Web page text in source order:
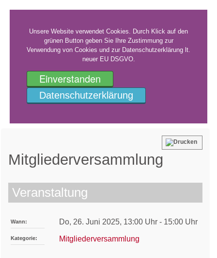
Unsere Website verwendet Cookies. Durch Klick auf den
grünen Button geben Sie Ihre Zustimmung zur
Verwendung von Cookies und zur Datenschutzerklärung lt.
neuer EU DSGVO.
Einverstanden
Datenschutzerklärung
Mitgliederversammlung
Veranstaltung
Wann: Do, 26. Juni 2025, 13:00 Uhr - 15:00 Uhr
Kategorie: Mitgliederversammlung